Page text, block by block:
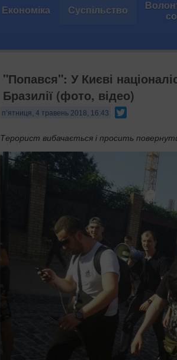
Економіка Суспільство
"Попався": У Києві
Бразилії (фото, відео)
п’ятниця, 4 травень 2018, 16:43
Терорист вибачається і просить